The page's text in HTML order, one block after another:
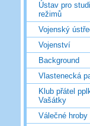
Ústav pro
režimů
Vojenský
Vojenství
Background
Vlastenecká
Klub přátel
Vašátky
Válečné